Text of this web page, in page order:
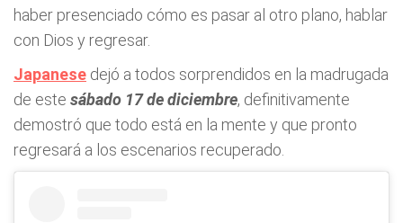
haber presenciado cómo es pasar al otro plano, hablar
con Dios y regresar.
Japanese dejó a todos sorprendidos en la madrugada
de este sábado 17 de diciembre, definitivamente
demostró que todo está en la mente y que pronto
regresará a los escenarios recuperado.